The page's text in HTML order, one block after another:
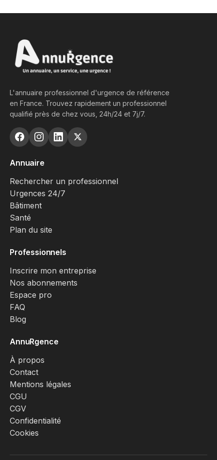
L'annuaire professionnel d'urgence de référence
en France. Trouvez rapidement un professionnel
qualifié près de chez vous, 24h/24 et 7j/7.
Annuaire
Rechercher un professionnel
Urgences 24/7
Bâtiment
Santé
Plan du site
Professionnels
Inscrire mon entreprise
Nos abonnements
Espace pro
FAQ
Blog
AnnuRgence
À propos
Contact
Mentions légales
CGU
CGV
Confidentialité
Cookies